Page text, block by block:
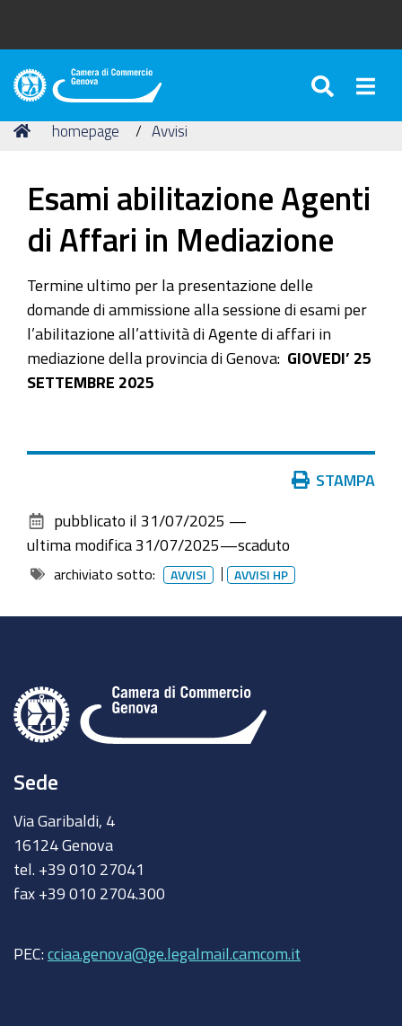
Camera
Commercio
Tu
Home
homepage Avvisi
Esami abilitazione Agenti
di Affari in Mediazione
Termine ultimo per la presentazione delle
domande di ammissione alla sessione di esami per
l’abilitazione all’attività di Agente di affari in
mediazione della provincia di Genova: GIOVEDI’ 25
SETTEMBRE 2025
documento
STAMPA
pubblicato il 31/07/2025 —
ultima modifica 31/07/2025—scaduto
archiviato sotto: AVVISI AVVISI HP
Sede
Via Garibaldi, 4
16124 Genova
tel. +39 010 27041
fax +39 010 2704.300
PEC: cciaa.genova@ge.legalmail.camcom.it